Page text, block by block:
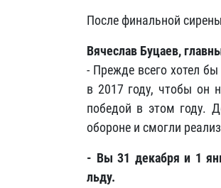
После финальной
Вячеслав Буцаев,
- Прежде всего хотел
в 2017 году, чтобы он
победой в этом году.
обороне и смогли
- Вы 31 декабря и 1
льду.